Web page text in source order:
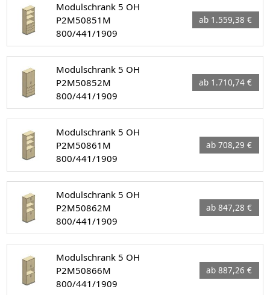
Modulschrank 5 OH
P2M50851M
800/441/1909
ab 1.559,38 €
Modulschrank 5 OH
P2M50852M
800/441/1909
ab 1.710,74 €
Modulschrank 5 OH
P2M50861M
800/441/1909
ab 708,29 €
Modulschrank 5 OH
P2M50862M
800/441/1909
ab 847,28 €
Modulschrank 5 OH
P2M50866M
800/441/1909
ab 887,26 €